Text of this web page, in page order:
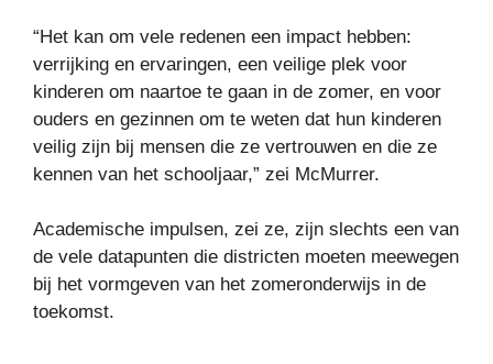
“Het kan om vele redenen een impact hebben:
verrijking en ervaringen, een veilige plek voor
kinderen om naartoe te gaan in de zomer, en voor
ouders en gezinnen om te weten dat hun kinderen
veilig zijn bij mensen die ze vertrouwen en die ze
kennen van het schooljaar,” zei McMurrer.
Academische impulsen, zei ze, zijn slechts een van
de vele datapunten die districten moeten meewegen
bij het vormgeven van het zomeronderwijs in de
toekomst.